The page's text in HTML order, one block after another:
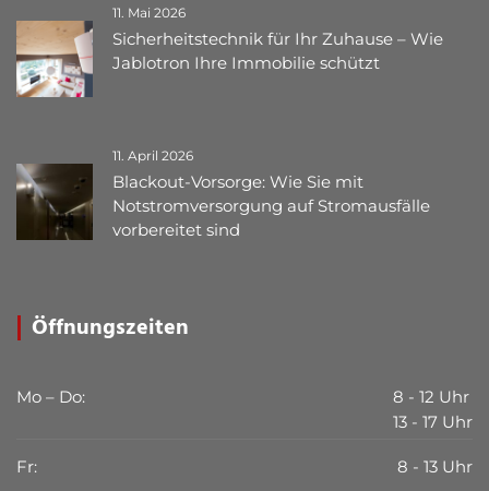
11. Mai 2026
Sicherheitstechnik für Ihr Zuhause – Wie
Jablotron Ihre Immobilie schützt
11. April 2026
Blackout-Vorsorge: Wie Sie mit
Notstromversorgung auf Stromausfälle
vorbereitet sind
Öffnungszeiten
Mo – Do:
8 - 12 Uhr
13 - 17 Uhr
Fr: 8 - 13 Uhr